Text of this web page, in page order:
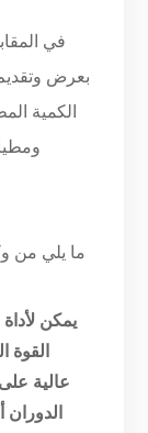
في
الكمية
ما يلي من
القوة
عالية